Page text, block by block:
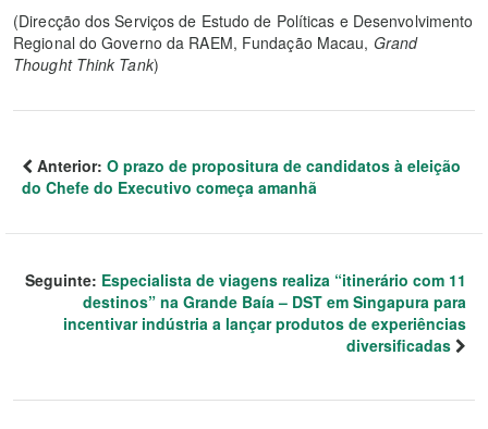
(Direcção dos Serviços de Estudo de Políticas e Desenvolvimento
Regional do Governo da RAEM, Fundação Macau, Grand
Thought Think Tank)
Anterior: O prazo de propositura de candidatos à eleição
do Chefe do Executivo começa amanhã
Seguinte: Especialista de viagens realiza “itinerário com 11
destinos” na Grande Baía – DST em Singapura para
incentivar indústria a lançar produtos de experiências
diversificadas